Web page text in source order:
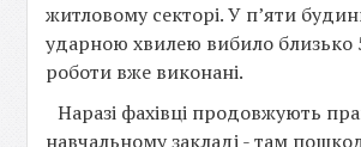
житловому секторі. У пʼяти
ударною хвилею вибило близько
роботи вже виконані.
Наразі фахівці продовжують
навчальному закладі - там